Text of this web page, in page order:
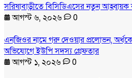
সরিষাবাড়ীতে বিসিডিএসের নতুন আহ্বায়ক
আগস্ট ৬, ২০২৬
0
এনজিওর নামে গরু দেওয়ার প্রলোভন,
অভিযোগে ইউপি সদস্য গ্রেফতার
আগস্ট ১, ২০২৬
0